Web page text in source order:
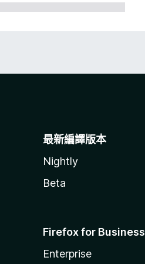
最新編譯版本
Nightly
Beta
Firefox for Business
Enterprise